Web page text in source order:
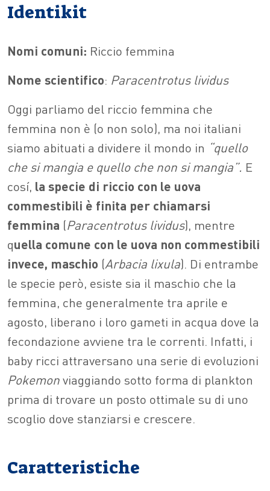
Identikit
Nomi comuni: Riccio femmina
Nome scientifico: Paracentrotus lividus
Oggi parliamo del riccio femmina che
femmina non è (o non solo), ma noi italiani
siamo abituati a dividere il mondo in “quello
che si mangia e quello che non si mangia”. E
cosí, la specie di riccio con le uova
commestibili è finita per chiamarsi
femmina (Paracentrotus lividus), mentre
quella comune con le uova non commestibili
invece, maschio (Arbacia lixula). Di entrambe
le specie però, esiste sia il maschio che la
femmina, che generalmente tra aprile e
agosto, liberano i loro gameti in acqua dove la
fecondazione avviene tra le correnti. Infatti, i
baby ricci attraversano una serie di evoluzioni
Pokemonviaggiando sotto forma di plankton
prima di trovare un posto ottimale su di uno
scoglio dove stanziarsi e crescere.
Caratteristiche